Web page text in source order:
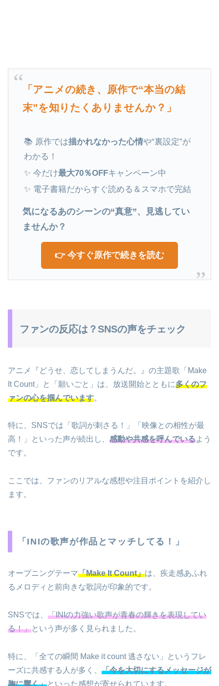
「アニメの続き、原作で“本当の結
末”を知りたくありませんか？」
📚 原作では描かれなかった心情や“裏設定”が
わかる！
✨ 今だけ最大70％OFFキャンペーン中
✨ 電子書籍だからすぐ読める＆スマホで完結
気になるあのシーンの“真意”、見逃してい
ませんか？
👉 今すぐ原作で続きを読む
ファンの反応は？SNSの声をチェック
アニメ『どうせ、恋してしまうんだ。』の主題歌「Make
It Count」と「願いごと」は、放送開始とともに多くのフ
ァンの心を掴んでいます。
特に、SNSでは「歌詞が刺さる！」「映像との相性が最
高！」といった声が続出し、 感動や共感を呼んでいるよう
です。
ここでは、ファンのリアルな感想や注目ポイントを紹介し
ます。
「INIの歌声が作品とマッチしてる！」
オープニングテーマ「Make It Count」は、疾走感あふれ
るメロディと前向きな歌詞が印象的です。
SNSでは、 「INIの力強い歌声が青春の輝きを表現してい
る！」という声が多く見られました。
特に、「全ての瞬間 Make it count 逃さない」というフレ
ーズに共感する人が多く、 「今を大切にするメッセージが
胸に響く」といった感想が寄せられています。